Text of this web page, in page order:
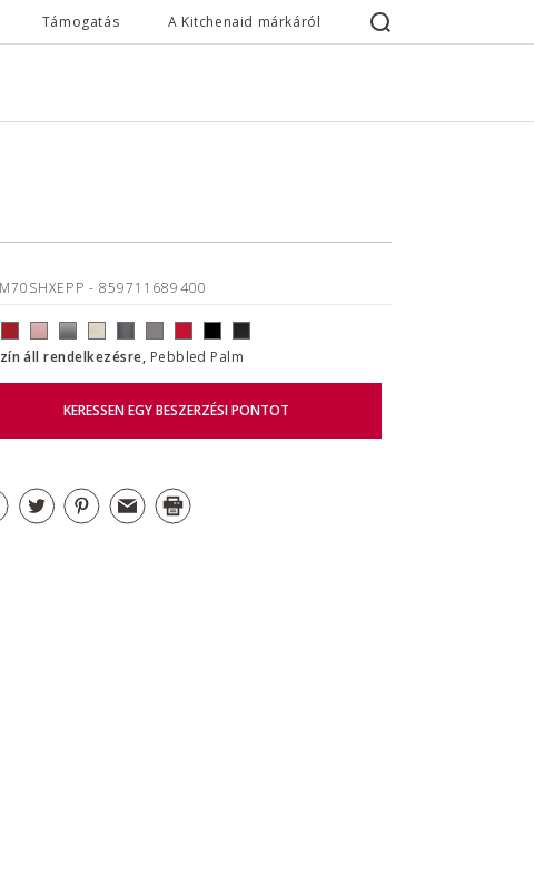
Támogatás A Kitchenaid márkáról
- 859711689400
áll rendelkezésre, Pebbled Palm
KERESSEN EGY BESZERZÉSI PONTOT